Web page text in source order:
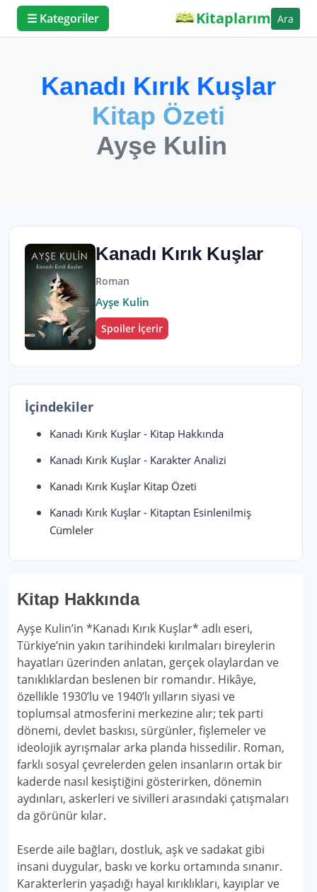
☰ Kategoriler Kitaplarım Ara
Kanadı Kırık Kuşlar
Kitap Özeti
Ayşe Kulin
Kanadı Kırık Kuşlar
Roman
Ayşe Kulin
Spoiler İçerir
İçindekiler
Kanadı Kırık Kuşlar - Kitap Hakkında
Kanadı Kırık Kuşlar - Karakter Analizi
Kanadı Kırık Kuşlar Kitap Özeti
Kanadı Kırık Kuşlar - Kitaptan Esinlenilmiş
Cümleler
Kitap Hakkında
Ayşe Kulin’in *Kanadı Kırık Kuşlar* adlı eseri,
Türkiye’nin yakın tarihindeki kırılmaları bireylerin
hayatları üzerinden anlatan, gerçek olaylardan ve
tanıklıklardan beslenen bir romandır. Hikâye,
özellikle 1930’lu ve 1940’lı yılların siyasi ve
toplumsal atmosferini merkezine alır; tek parti
dönemi, devlet baskısı, sürgünler, fişlemeler ve
ideolojik ayrışmalar arka planda hissedilir. Roman,
farklı sosyal çevrelerden gelen insanların ortak bir
kaderde nasıl kesiştiğini gösterirken, dönemin
aydınları, askerleri ve sivilleri arasındaki çatışmaları
da görünür kılar.
Eserde aile bağları, dostluk, aşk ve sadakat gibi
insani duygular, baskı ve korku ortamında sınanır.
Karakterlerin yaşadığı hayal kırıklıkları, kayıplar ve